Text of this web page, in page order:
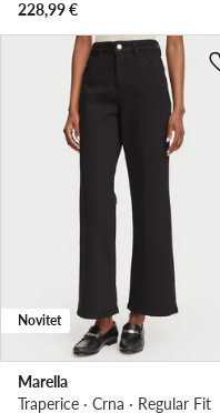
228,99€
Novitet
Marella
Traperice · Crna · Regular Fit